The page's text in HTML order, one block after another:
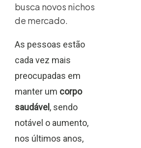
busca novos nichos
de mercado.
As pessoas estão
cada vez mais
preocupadas em
manter um corpo
saudável, sendo
notável o aumento,
nos últimos anos,